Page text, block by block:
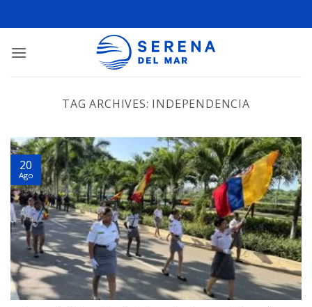
TAG ARCHIVES: INDEPENDENCIA
20
Ago